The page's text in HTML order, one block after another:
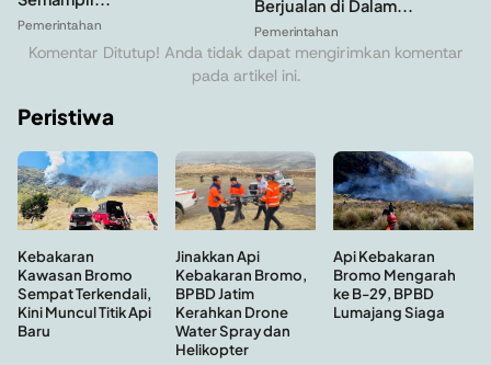
Pemerintahan
Berjualan di Dalam...
Pemerintahan
Komentar Ditutup! Anda tidak dapat mengirimkan komentar
pada artikel ini.
Peristiwa
Kebakaran
Kawasan Bromo
Sempat Terkendali,
Kini Muncul Titik Api
Baru
Jinakkan Api
Kebakaran Bromo,
BPBD Jatim
Kerahkan Drone
Water Spray dan
Helikopter
Api Kebakaran
Bromo Mengarah
ke B-29, BPBD
Lumajang Siaga